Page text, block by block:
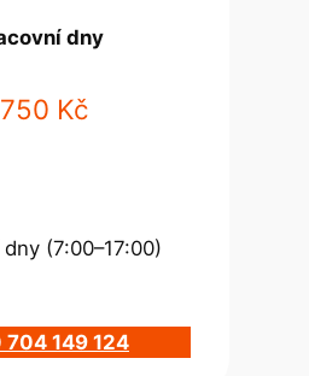
dny
Kč
(7:00–17:00)
704 149 124